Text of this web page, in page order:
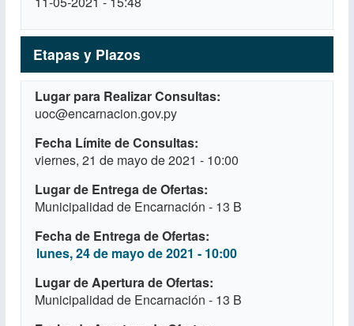
Etapas y Plazos
Lugar para Realizar Consultas
uoc@encarnacion.gov.py
Fecha Límite de Consultas
viernes, 21 de mayo de 2021 - 10:00
Lugar de Entrega de Ofertas
Municipalidad de Encarnación - 13 B
Fecha de Entrega de Ofertas
lunes, 24 de mayo de 2021 - 10:00
Lugar de Apertura de Ofertas
Municipalidad de Encarnación - 13 B